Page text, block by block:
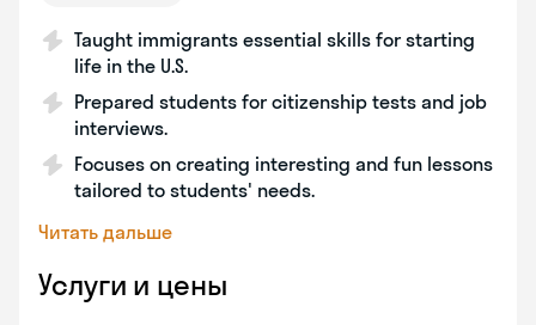
Taught immigrants essential skills for starting
life in the U.S.
Prepared students for citizenship tests and job
interviews.
Focuses on creating interesting and fun lessons
tailored to students' needs.
Читать дальше
Услуги и цены